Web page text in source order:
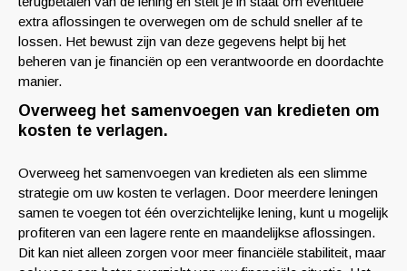
extra aflossingen te overwegen om de schuld sneller af te
lossen. Het bewust zijn van deze gegevens helpt bij het
beheren van je financiën op een verantwoorde en doordachte
manier.
Overweeg het samenvoegen van kredieten om
kosten te verlagen.
Overweeg het samenvoegen van kredieten als een slimme
strategie om uw kosten te verlagen. Door meerdere leningen
samen te voegen tot één overzichtelijke lening, kunt u mogelijk
profiteren van een lagere rente en maandelijkse aflossingen.
Dit kan niet alleen zorgen voor meer financiële stabiliteit, maar